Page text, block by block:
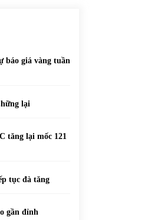
báo giá vàng tuần
lại
tăng lại mốc 121
tục đà tăng
gần đỉnh